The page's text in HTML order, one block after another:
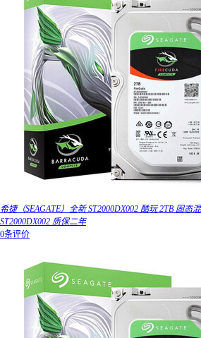
希捷（SEAGATE）全新 ST2000DX002 酷玩 2TB 固态
ST2000DX002 质保二年
0条评价